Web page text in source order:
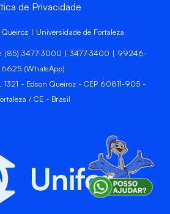
de Privacidade
| Universidade de Fortaleza
(85) 3477-3000 | 3477-3400 | 99246-
6625 (WhatsApp)
1321 - Edson Queiroz - CEP 60811-905 -
/ CE - Brasil